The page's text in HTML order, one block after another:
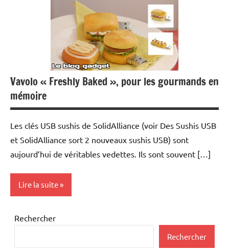
Vavolo « Freshly Baked », pour les gourmands en
mémoire
Les clés USB sushis de SolidAlliance (voir Des Sushis USB
et SolidAlliance sort 2 nouveaux sushis USB) sont
aujourd’hui de véritables vedettes. Ils sont souvent […]
Lire la suite
Periphériques
Rechercher
Rechercher